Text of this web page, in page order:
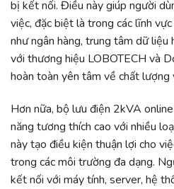
bị kết nối. Điều này giúp người
việc, đặc biệt là trong các lĩnh
như ngân hàng, trung tâm dữ liệu
với thương hiệu LOBOTECH và
hoàn toàn yên tâm về chất lượng
Hơn nữa, bộ lưu điện 2kVA
năng tương thích cao với nhiều
này tạo điều kiện thuận lợi cho
trong các môi trường đa dạng.
kết nối với máy tính, server, hệ